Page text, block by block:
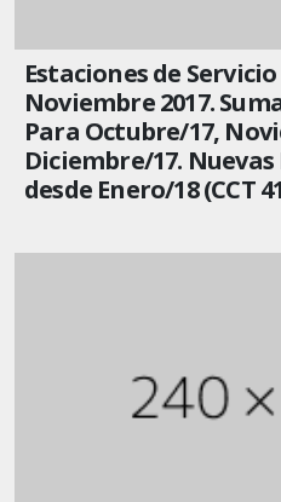
Estaciones de Servicio
Noviembre 2017.
Para Octubre/17,
Diciembre/17.
desde Enero/18 (CCT